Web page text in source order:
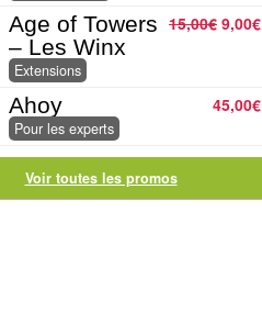
15,00€ 9,00€
Age of Towers
– Les Winx
Extensions
45,00€
Ahoy
Pour les experts
Voir toutes les promos